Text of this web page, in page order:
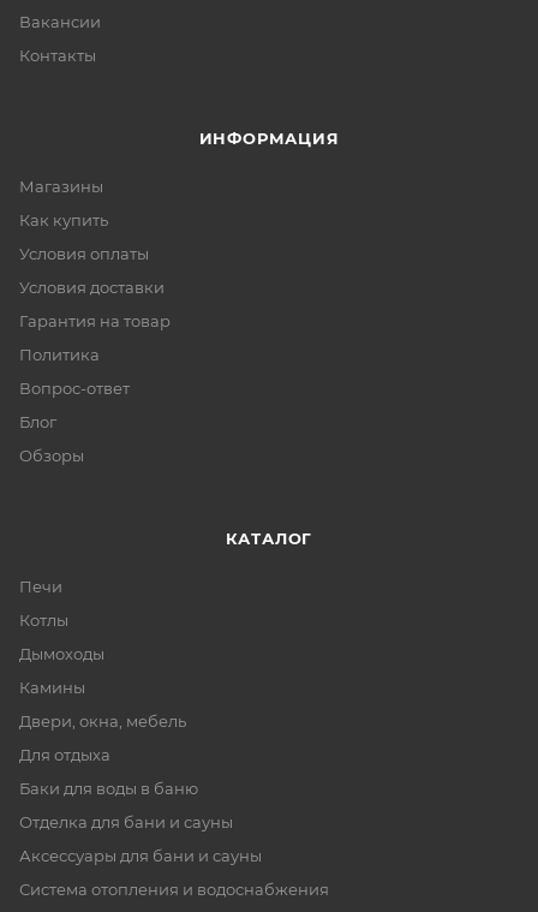
Вакансии
Контакты
ИНФОРМАЦИЯ
Магазины
Как купить
Условия оплаты
Условия доставки
Гарантия на товар
Политика
Вопрос-ответ
Блог
Обзоры
КАТАЛОГ
Печи
Котлы
Дымоходы
Камины
Двери, окна, мебель
Для отдыха
Баки для воды в баню
Отделка для бани и сауны
Аксессуары для бани и сауны
Система отопления и водоснабжения